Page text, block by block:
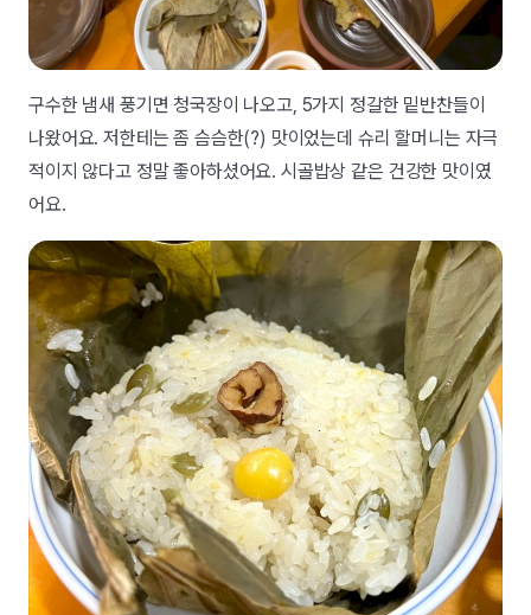
구수한 냄새 풍기면 청국장이 나오고, 5가지 정갈한 밑반찬들이
나왔어요. 저한테는 좀 슴슴한(?) 맛이었는데 슈리 할머니는 자극
적이지 않다고 정말 좋아하셨어요. 시골밥상 같은 건강한 맛이였
어요.